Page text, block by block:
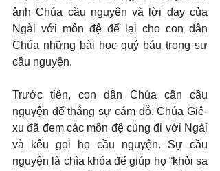
ảnh Chúa cầu nguyện và lời dạy của
Ngài với môn đệ để lại cho con dân
Chúa những bài học quý báu trong sự
cầu nguyện.
Trước tiên, con dân Chúa cần cầu
nguyện để thắng sự cám dỗ. Chúa Giê-
xu đã đem các môn đệ cùng đi với Ngài
và kêu gọi họ cầu nguyện. Sự cầu
nguyện là chìa khóa để giúp họ “khỏi sa